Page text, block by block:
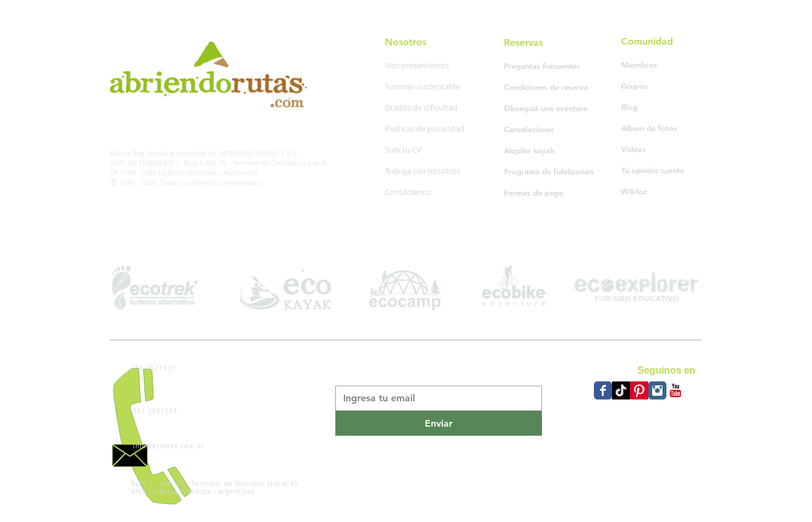
Marca Registrada propiedad de ABRIENDO RUTAS S.R.L.
CUIT: 30-71564864-0 | Ruta 5 KM. 39 - Terminal de Omnibus (Local 6)
CP 5189 - Villa La Bolsa (Córdoba - Argentina)
® 2016 - 2026. Todos los derechos reservados.
Nosotros
Nos presentamos
Turismo sustentable
Grados de dificultad
Políticas de privacidad
Subí tu CV
Trabaja con nosotros
Contáctenos
Reservas
Preguntas frecuentes
Condiciones de reserva
Obsequiá una aventura
Cancelaciones
Alquiler kayak
Programa de fidelización
Formas de pago
Comunidad
Miembros
Grupos
Blog
Album de fotos
Videos
Tu opinión cuenta
Wikiloc
Seguinos en
351 2521137
351 2521137
info@ecotrek.com.ar
Ruta 5 - KM. 39 - Terminal de Omnibus (Local 6)
Villa La Bolsa (Córdoba - Argentina)
Enviar